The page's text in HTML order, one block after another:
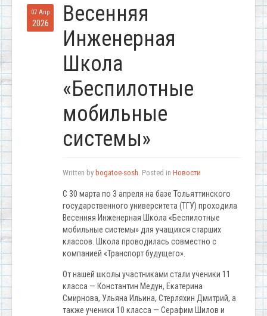
07 Апр
2026
Весенняя
Инженерная
Школа
«Беспилотные
мобильные
системы»
Written by bogatoe-sosh . Posted in Новости
С 30 марта по 3 апреля на базе Тольяттинского
государственного университета (ТГУ) проходила
Весенняя Инженерная Школа «Беспилотные
мобильные системы» для учащихся старших
классов. Школа проводилась совместно с
компанией «Транспорт будущего».
От нашей школы участниками стали ученики 11
класса — Константин Медун, Екатерина
Смирнова, Ульяна Ильина, Стерляхин Дмитрий, а
также ученики 10 класса — Серафим Шилов и